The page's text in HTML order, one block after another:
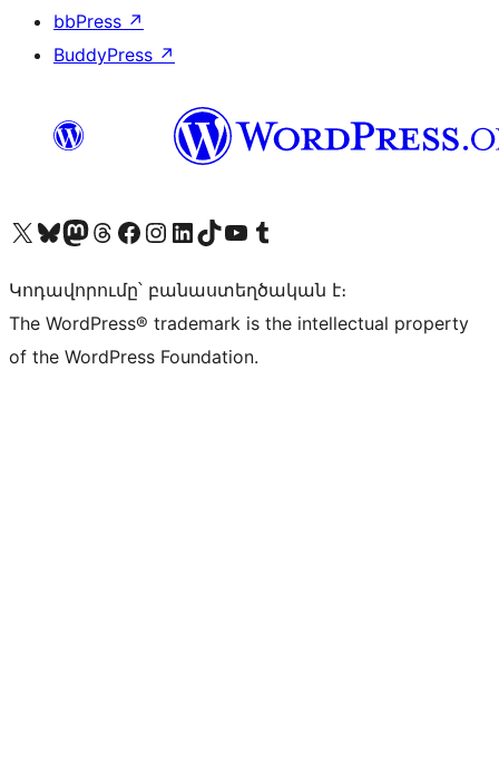
bbPress ↗
BuddyPress ↗
Visit our X (formerly Twitter) account
Visit our Bluesky account
Visit our Mastodon account
Visit our Threads account
Visit our Facebook page
Visit our Instagram account
Visit our LinkedIn account
Visit our TikTok account
Visit our YouTube channel
Visit our Tumblr account
Կոդավորումը՝ բանաստեղծական է։
The WordPress® trademark is the intellectual property
of the WordPress Foundation.